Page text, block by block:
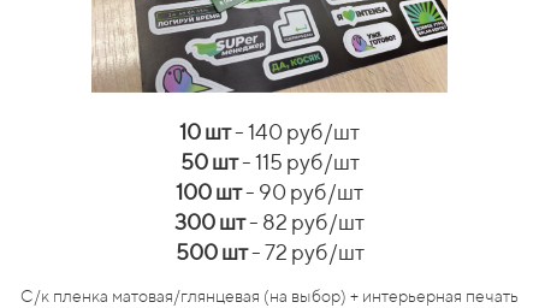
10 шт- 140 руб/шт
50 шт- 115 руб/шт
100 шт- 90 руб/шт
300 шт- 82 руб/шт
500 шт- 72 руб/шт
С/к пленка матовая/глянцевая (на выбор) + интерьерная печать